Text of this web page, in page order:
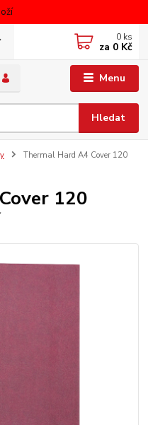
Menu
Hledat
0 ks
za 0 Kč
Thermal Hard A4 Cover 120
120